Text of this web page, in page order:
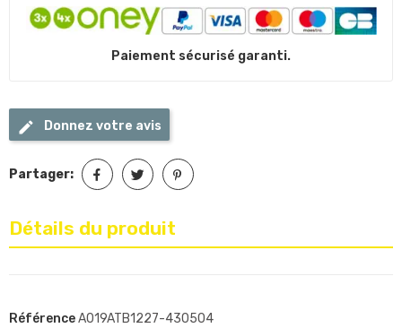
Paiement sécurisé garanti.
Donnez votre avis
Partager:
Détails du produit
RéférenceA019ATB1227-430504